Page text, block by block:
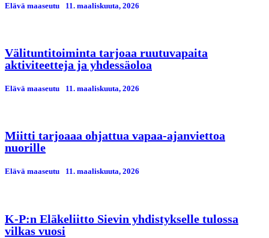
Elävä maaseutu 11. maaliskuuta, 2026
Välituntitoiminta tarjoaa ruutuvapaita
aktiviteetteja ja yhdessäoloa
Elävä maaseutu 11. maaliskuuta, 2026
Miitti tarjoaaa ohjattua vapaa-ajanviettoa
nuorille
Elävä maaseutu 11. maaliskuuta, 2026
K-P:n Eläkeliitto Sievin yhdistykselle tulossa
vilkas vuosi